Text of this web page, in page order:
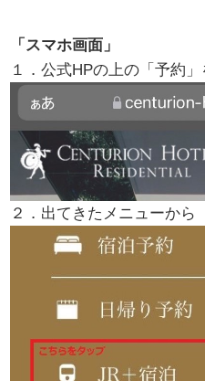
「スマホ画面」
１．公式HPの上の「予約
２．出てきたメニューから